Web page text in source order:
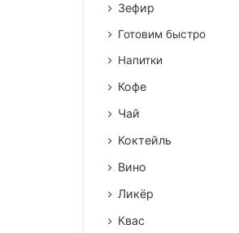
Зефир
Готовим быстро
Напитки
Кофе
Чай
Коктейль
Вино
Ликёр
Квас